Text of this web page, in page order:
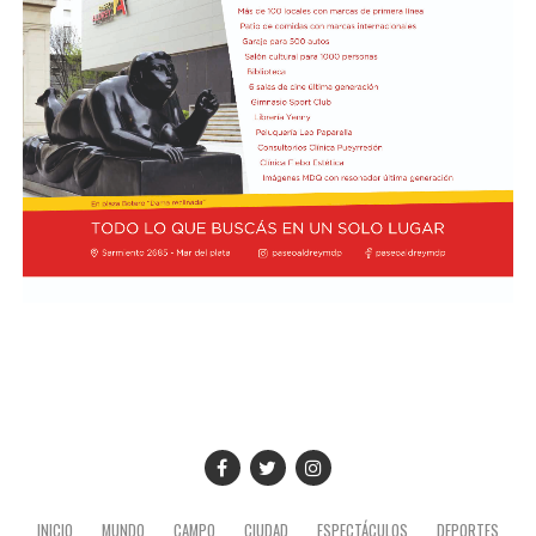
está igualado con el vigente campeón Lando Norris, de
McLaren, en el séptimo lugar, los dos con un puntaje de
7,5. A su vez, Charles Leclerc, de Ferrari, figura en el
noveno puesto en soledad, con una valoración de 7,4.
Finalmente, Colapinto y Hadjar están igualados en el
décimo con 7,0 cada uno.
La propia página web oficial de la F1 acompañó la
puntuación de cada piloto con un análisis escrito sobre
permite ocupar un respetable sexto lugar en el
Campeonato de Constructores (donde ocupaban el
quinto puesto hasta que Racing Bull los superó)”,
INICIO MUNDO CAMPO CIUDAD ESPECTÁCULOS DEPORTES